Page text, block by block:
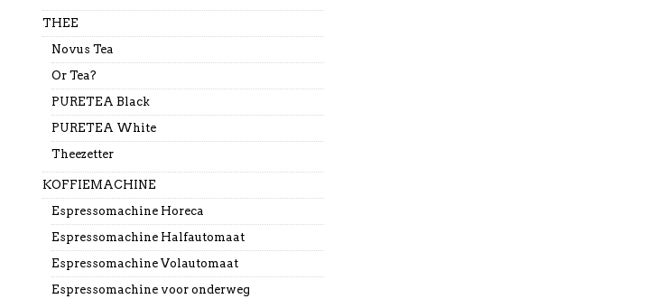
THEE
Novus Tea
Or Tea?
PURETEA Black
PURETEA White
Theezetter
KOFFIEMACHINE
Espressomachine Horeca
Espressomachine Halfautomaat
Espressomachine Volautomaat
Espressomachine voor onderweg